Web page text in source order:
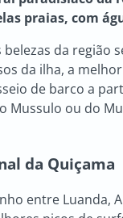
praias, com
belezas da região
da ilha, a
de barco a
Mussulo ou do
da Quiçama
entre Luanda,